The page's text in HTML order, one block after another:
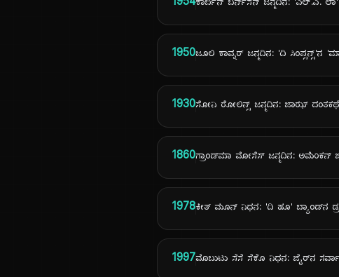
1954ಕಾರ್ಬಿನ್ ಬರ್ನ್‌ಸೆನ್ ಜನ್ಮದಿನ: 'ಎಲ್.ಎ.
1950ಜೂಲಿ ಕಾವ್ನರ್ ಜನ್ಮದಿನ: 'ದಿ ಸಿಂಪ್ಸನ್ಸ್'ನ
1930ಸೋನಿ ರೋಲಿನ್ಸ್ ಜನ್ಮದಿನ: ಜಾಝ್ ದಂತಕಥೆ
1860ಗ್ರಾಂಡ್‌ಮಾ ಮೋಸೆಸ್ ಜನ್ಮದಿನ: ಅಮೆರಿಕನ್
1978ಕೀತ್ ಮೂನ್ ನಿಧನ: 'ದಿ ಹೂ' ಬ್ಯಾಂಡ್‌ನ
1997ಮೊಬುಟು ಸೆಸೆ ಸೆಕೊ ನಿಧನ: ಜೈರ್‌ನ